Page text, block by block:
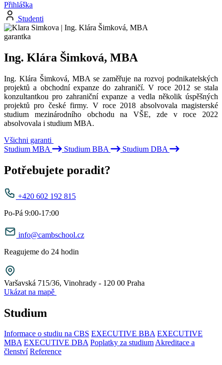
Přihláška
Studenti
garantka
Ing. Klára Šimková, MBA
Ing. Klára Šimková, MBA se zaměřuje na rozvoj podnikatelských
projektů a obchodní expanze do zahraničí. V roce 2012 se stala
konzultantkou pro zahraniční expanze a vedla několik úspěšných
projektů pro české firmy. V roce 2018 absolvovala magisterské
studium mezinárodního obchodu na VŠE, zde v roce 2022
absolvovala i studium MBA.
Všichni garanti
Studium MBA
Studium BBA Studium DBA
Potřebujete poradit?
+420 602 192 815
Po-Pá 9:00-17:00
info@cambschool.cz
Reagujeme do 24 hodin
Varšavská 715/36, Vinohrady - 120 00 Praha
Ukázat na mapě
Studium
Informace o studiu na CBS EXECUTIVE BBA EXECUTIVE
MBA EXECUTIVE DBA Poplatky za studiumAkreditace a
členství Reference